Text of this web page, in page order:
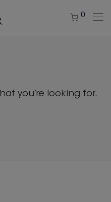
0
you’re looking for.